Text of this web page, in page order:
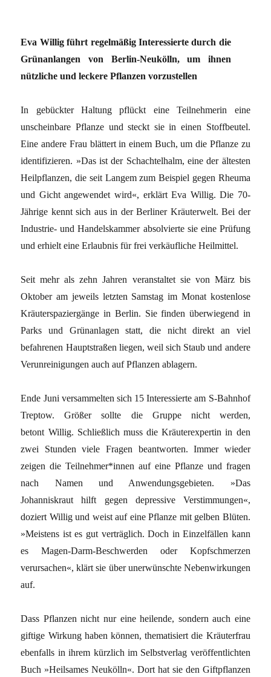
Eva Willig führt regelmäßig Interessierte durch die
Grünanlangen von Berlin-Neukölln, um ihnen
nützliche und leckere Pflanzen vorzustellen
In gebückter Haltung pflückt eine Teilnehmerin eine
unscheinbare Pflanze und steckt sie in einen Stoffbeutel.
Eine andere Frau blättert in einem Buch, um die Pflanze zu
identifizieren. »Das ist der Schachtelhalm, eine der ältesten
Heilpflanzen, die seit Langem zum Beispiel gegen Rheuma
und Gicht angewendet wird«, erklärt Eva Willig. Die 70-
Jährige kennt sich aus in der Berliner Kräuterwelt. Bei der
Industrie- und Handelskammer absolvierte sie eine Prüfung
und erhielt eine Erlaubnis für frei verkäufliche Heilmittel.
Seit mehr als zehn Jahren veranstaltet sie von März bis
Oktober am jeweils letzten Samstag im Monat kostenlose
Kräuterspaziergänge in Berlin. Sie finden überwiegend in
Parks und Grünanlagen statt, die nicht direkt an viel
befahrenen Hauptstraßen liegen, weil sich Staub und andere
Verunreinigungen auch auf Pflanzen ablagern.
Ende Juni versammelten sich 15 Interessierte am S-Bahnhof
Treptow. Größer sollte die Gruppe nicht werden,
betont Willig. Schließlich muss die Kräuterexpertin in den
zwei Stunden viele Fragen beantworten. Immer wieder
zeigen die Teilnehmer*innen auf eine Pflanze und fragen
nach Namen und Anwendungsgebieten. »Das
Johanniskraut hilft gegen depressive Verstimmungen«,
doziert Willig und weist auf eine Pflanze mit gelben Blüten.
»Meistens ist es gut verträglich. Doch in Einzelfällen kann
es Magen-Darm-Beschwerden oder Kopfschmerzen
verursachen«, klärt sie über unerwünschte Nebenwirkungen
auf.
Dass Pflanzen nicht nur eine heilende, sondern auch eine
giftige Wirkung haben können, thematisiert die Kräuterfrau
ebenfalls in ihrem kürzlich im Selbstverlag veröffentlichten
Buch »Heilsames Neukölln«. Dort hat sie den Giftpflanzen